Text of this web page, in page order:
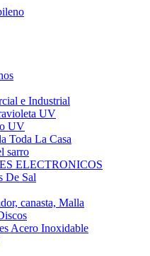
e Industrial
UV
UV
Toda La Casa
sarro
ELECTRONICOS
De Sal
canasta, Malla
Acero Inoxidable